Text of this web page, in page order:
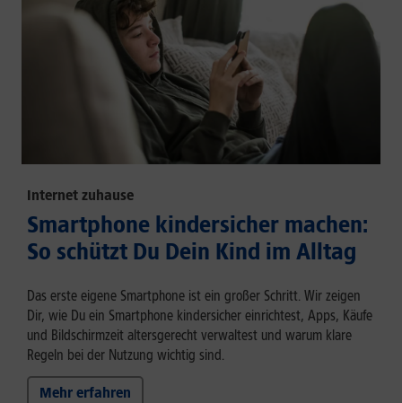
Internet zuhause
Smartphone kindersicher machen:
So schützt Du Dein Kind im Alltag
Das erste eigene Smartphone ist ein großer Schritt. Wir zeigen
Dir, wie Du ein Smartphone kindersicher einrichtest, Apps, Käufe
und Bildschirmzeit altersgerecht verwaltest und warum klare
Regeln bei der Nutzung wichtig sind.
Mehr erfahren